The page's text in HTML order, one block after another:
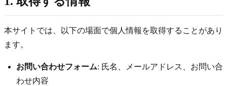
本サイトでは、以下の場面で個人情報を取得することがあり
ます。
お問い合わせフォーム: 氏名、メールアドレス、お問い合
わせ内容